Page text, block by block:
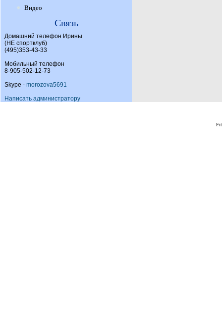
Видео
Связь
Домашний телефон Ирины
(НЕ спортклуб)
(495)353-43-33
Мобильный телефон
8-905-502-12-73
Skype - morozova5691
Написать администратору